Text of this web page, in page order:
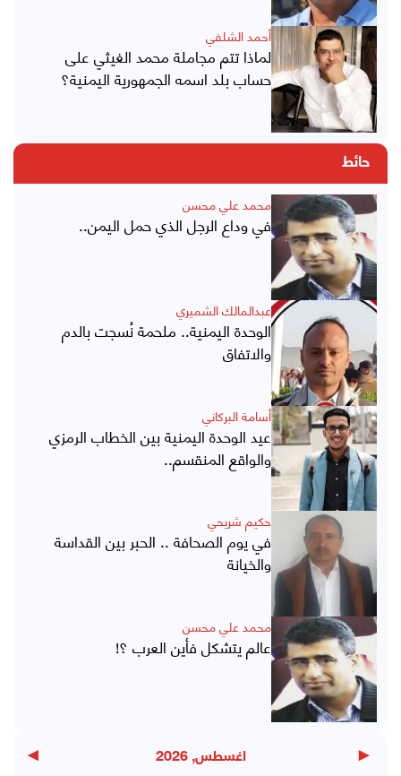
أحمد الشلفي
لماذا تتم مجاملة محمد الغيثي على
حساب بلد اسمه الجمهورية اليمنية؟
حائط
محمد علي محسن
في وداع الرجل الذي حمل اليمن..
عبدالمالك الشميري
الوحدة اليمنية.. ملحمة نُسجت بالدم
والاتفاق
أسامة البركاني
عيد الوحدة اليمنية بين الخطاب الرمزي
والواقع المنقسم..
حكيم شريحي
في يوم الصحافة .. الحبر بين القداسة
والخيانة
محمد علي محسن
عالم يتشكل فأين العرب ؟!
◀ اغسطس, 2026 ▶